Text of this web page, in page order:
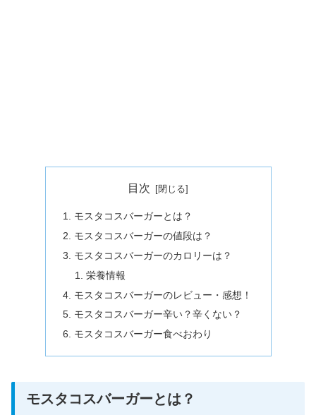
目次
モスタコスバーガーとは？
モスタコスバーガーの値段は？
モスタコスバーガーのカロリーは？
栄養情報
モスタコスバーガーのレビュー・感想！
モスタコスバーガー辛い？辛くない？
モスタコスバーガー食べおわり
モスタコスバーガーとは？